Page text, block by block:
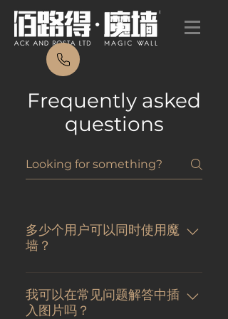
Frequently asked
questions
多少个用户可以同时使用魔
墙？
有技术限制。唯一的限制是物理空
间。
我可以在常见问题解答中插
入图片吗？